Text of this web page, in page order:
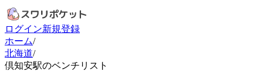
ログイン新規登録
ホーム/
北海道/
倶知安駅のベンチリスト